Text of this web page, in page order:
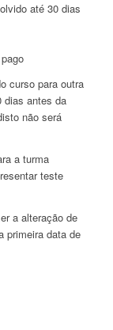
até 30 dias
curso para outra
dias antes da
não será
a turma
teste
a alteração de
primeira data de